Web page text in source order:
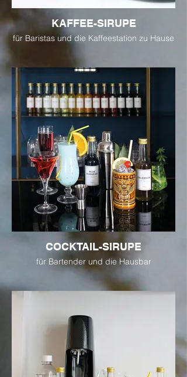
KAFFEE-SIRUPE
für Baristas und die Kaffeestation zu Hause
COCKTAIL-SIRUPE
für Bartender und die Hausbar